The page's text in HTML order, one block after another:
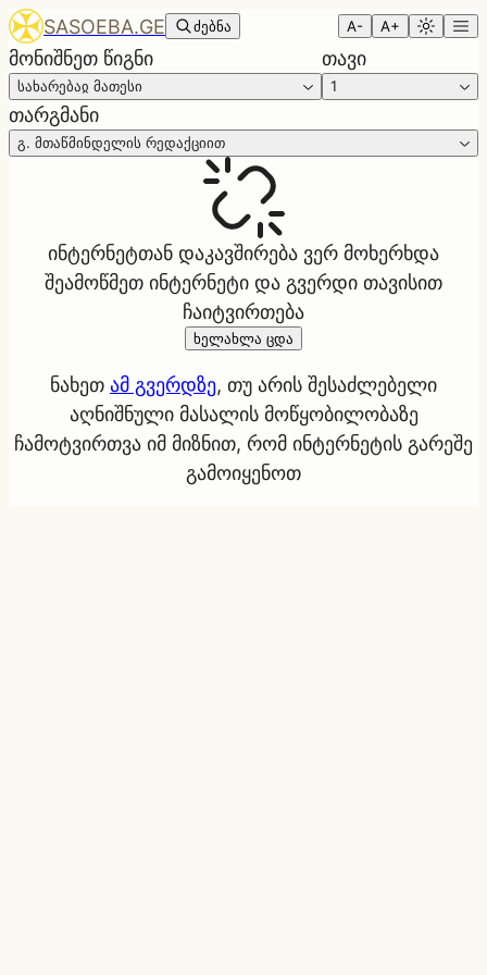
SASOEBA.GE ძებნა A- A+
მონიშნეთ წიგნი
სახარებაჲ მათესი
თავი
1
თარგმანი
გ. მთაწმინდელის რედაქციით
ინტერნეტთან დაკავშირება ვერ მოხერხდა
შეამოწმეთ ინტერნეტი და გვერდი თავისით
ჩაიტვირთება
ხელახლა ცდა
ნახეთ ამ გვერდზე, თუ არის შესაძლებელი
აღნიშნული მასალის მოწყობილობაზე
ჩამოტვირთვა იმ მიზნით, რომ ინტერნეტის გარეშე
გამოიყენოთ